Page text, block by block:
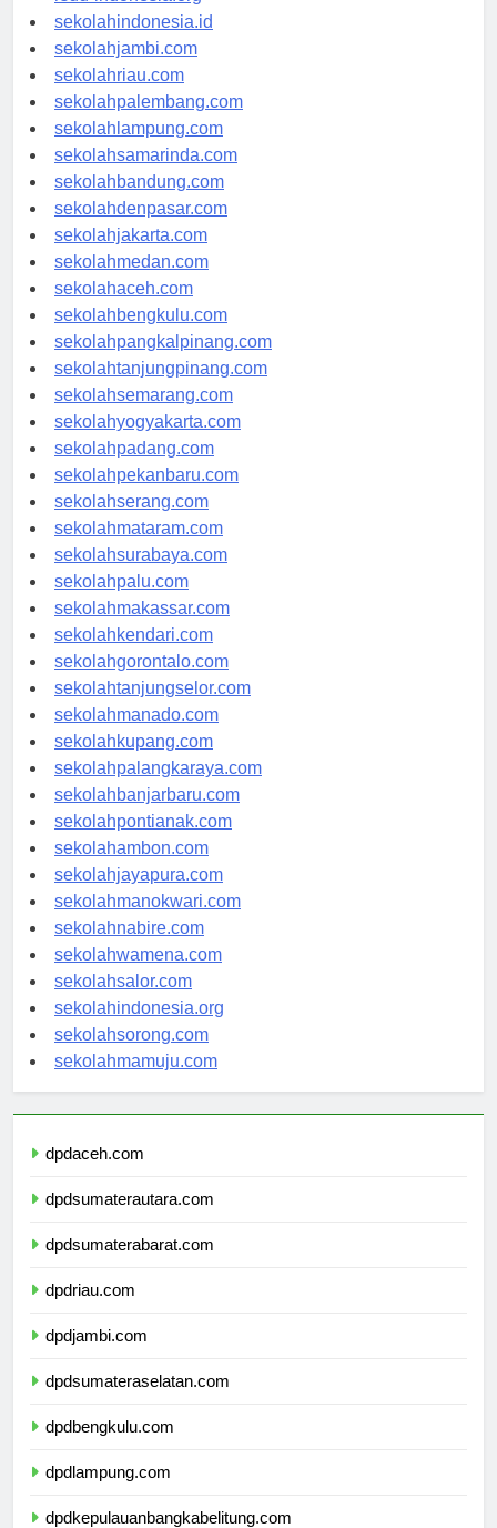
rsud-indonesia.org
sekolahindonesia.id
sekolahjambi.com
sekolahriau.com
sekolahpalembang.com
sekolahlampung.com
sekolahsamarinda.com
sekolahbandung.com
sekolahdenpasar.com
sekolahjakarta.com
sekolahmedan.com
sekolahaceh.com
sekolahbengkulu.com
sekolahpangkalpinang.com
sekolahtanjungpinang.com
sekolahsemarang.com
sekolahyogyakarta.com
sekolahpadang.com
sekolahpekanbaru.com
sekolahserang.com
sekolahmataram.com
sekolahsurabaya.com
sekolahpalu.com
sekolahmakassar.com
sekolahkendari.com
sekolahgorontalo.com
sekolahtanjungselor.com
sekolahmanado.com
sekolahkupang.com
sekolahpalangkaraya.com
sekolahbanjarbaru.com
sekolahpontianak.com
sekolahambon.com
sekolahjayapura.com
sekolahmanokwari.com
sekolahnabire.com
sekolahwamena.com
sekolahsalor.com
sekolahindonesia.org
sekolahsorong.com